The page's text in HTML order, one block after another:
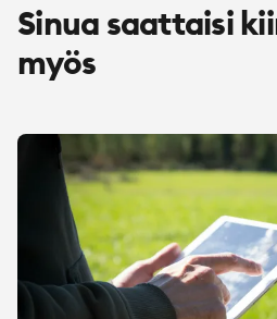
Sinua saattaisi
myös